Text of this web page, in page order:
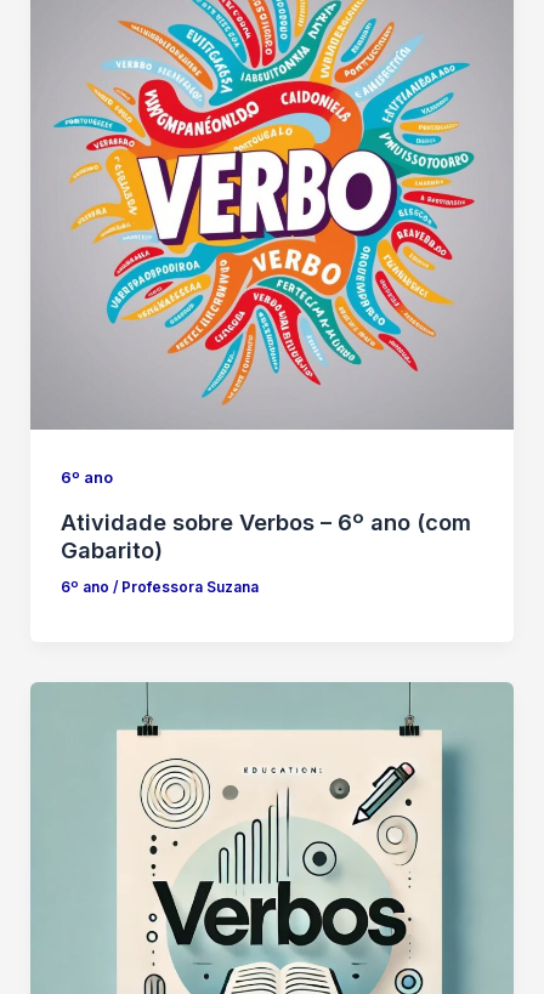
6º ano
Atividade sobre Verbos – 6º ano (com
Gabarito)
6º ano / Professora Suzana